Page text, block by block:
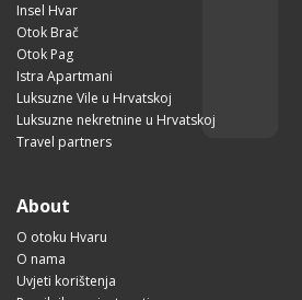
Insel Hvar
Otok Brač
Otok Pag
Istra Apartmani
Luksuzne Vile u Hrvatskoj
Luksuzne nekretnine u Hrvatskoj
Travel partners
About
O otoku Hvaru
O nama
Uvjeti korištenja